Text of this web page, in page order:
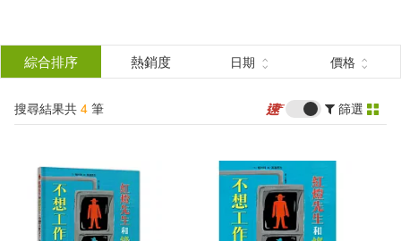
結
分類 (單選)
所有商品(4) 圖書(2)
影音(1) 電子書(1)
綜合排序 熱銷度 日期 價格
搜尋結果共 4 筆 篩選